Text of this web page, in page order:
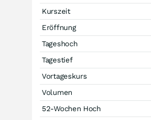
Kurszeit
Eröffnung
Tageshoch
Tagestief
Vortageskurs
Volumen
52-Wochen Hoch